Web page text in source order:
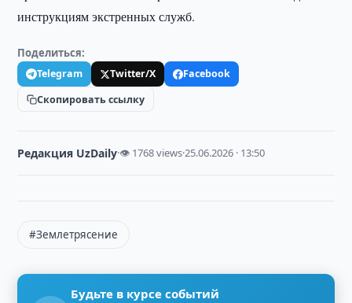
инструкциям экстренных служб.
Поделиться:
Telegram Twitter/X
Facebook
Скопировать ссылку
Редакция UzDaily·👁 1768 views·25.06.2026 · 13:50
#Землетрясение
Будьте в курсе событий